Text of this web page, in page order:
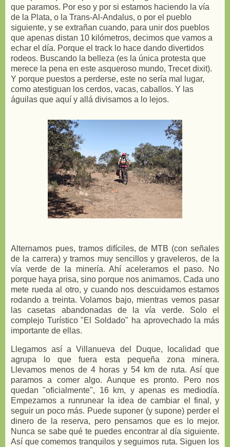
que paramos. Por eso y por si estamos haciendo la vía
de la Plata, o la Trans-Al-Andalus, o por el pueblo
siguiente, y se extrañan cuando, para unir dos pueblos
que apenas distan 10 kilómetros, decimos que vamos a
echar el día. Porque el track lo hace dando divertidos
rodeos. Buscando la belleza (es la única protesta que
merece la pena en este asqueroso mundo, Trecet dixit).
Y porque puestos a perderse, este no sería mal lugar,
como atestiguan los cerdos, vacas, caballos. Y las
águilas que aquí y allá divisamos a lo lejos.
Alternamos pues, tramos difíciles, de MTB (con señales
de la carrera) y tramos muy sencillos y graveleros, de la
vía verde de la minería. Ahí aceleramos el paso. No
porque haya prisa, sino porque nos animamos. Cada uno
mete rueda al otro, y cuando nos descuidamos estamos
rodando a treinta. Volamos bajo, mientras vemos pasar
las casetas abandonadas de la vía verde. Solo el
complejo Turístico "El Soldado" ha aprovechado la más
importante de ellas.
Llegamos así a Villanueva del Duque, localidad que
agrupa lo que fuera esta pequeña zona minera.
Llevamos menos de 4 horas y 54 km de ruta. Así que
paramos a comer algo. Aunque es pronto. Pero nos
quedan "oficialmente", 16 km, y apenas es mediodía.
Empezamos a runrunear la idea de cambiar el final, y
seguir un poco más. Puede suponer (y supone) perder el
dinero de la reserva, pero pensamos que es lo mejor.
Nunca se sabe qué te puedes encontrar al día siguiente.
Así que comemos tranquilos y seguimos ruta. Siguen los